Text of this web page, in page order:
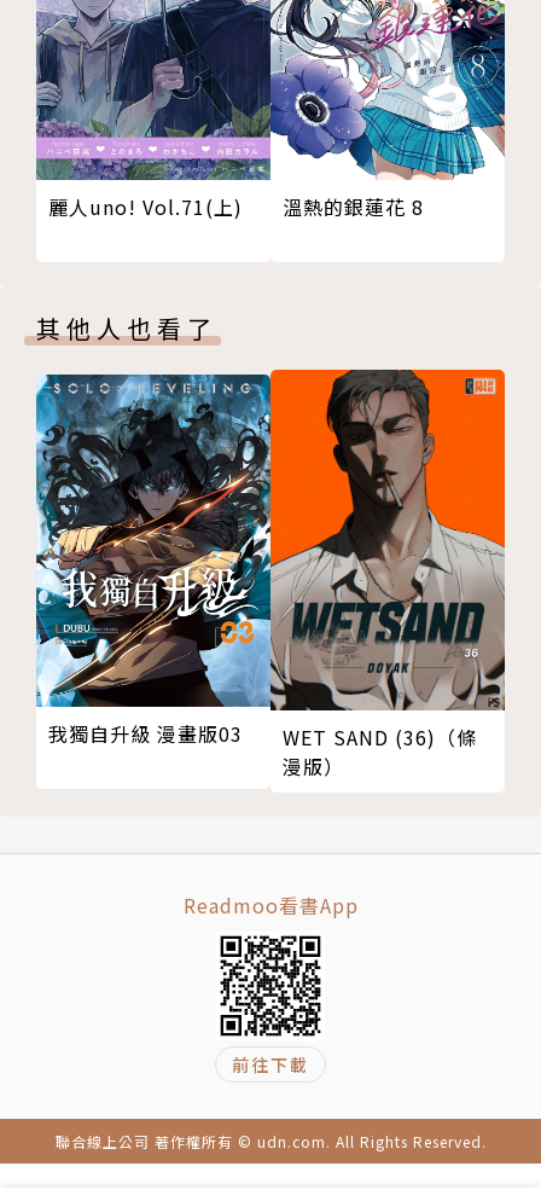
麗人uno! Vol.71(上) 溫熱的銀蓮花 8
其他人也看了
我獨自升級 漫畫版03
WET SAND (36)（條
漫版）
Readmoo看書App
前往下載
聯合線上公司 著作權所有 © udn.com. All Rights Reserved.